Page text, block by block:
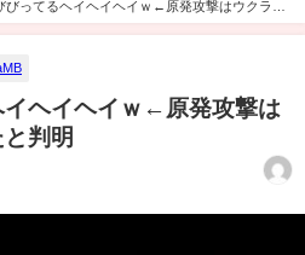
びってるヘイヘイヘイｗ←原発攻撃はウクライ
イヘイヘイｗ←原発攻撃は
判明